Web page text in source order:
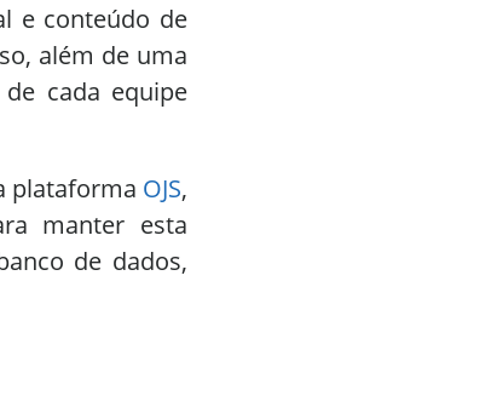
e conteúdo de
além de uma
cada equipe
plataforma OJS,
manter esta
de dados,